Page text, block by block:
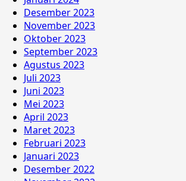
Desember 2023
November 2023
Oktober 2023
September 2023
Agustus 2023
Juli 2023
Juni 2023
Mei 2023
April 2023
Maret 2023
Februari 2023
Januari 2023
Desember 2022